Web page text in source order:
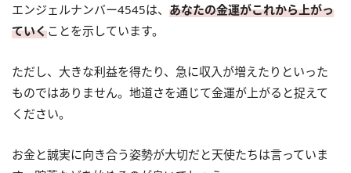
エンジェルナンバー4545は、 あなたの金運がこれから上がっ
ていくことを示しています。
ただし、大きな利益を得たり、急に収入が増えたりといった
ものではありません。地道さを通じて金運が上がると捉えて
ください。
お金と誠実に向き合う姿勢が大切だと天使たちは言っていま